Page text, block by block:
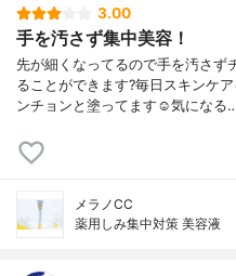
3.00
手を汚さず集中美容！
先が細くなってるので手を汚さず
ることができます?毎日スキンケ
ンチョンと塗ってます☺️気になる
メラノCC
薬用しみ集中対策 美容液